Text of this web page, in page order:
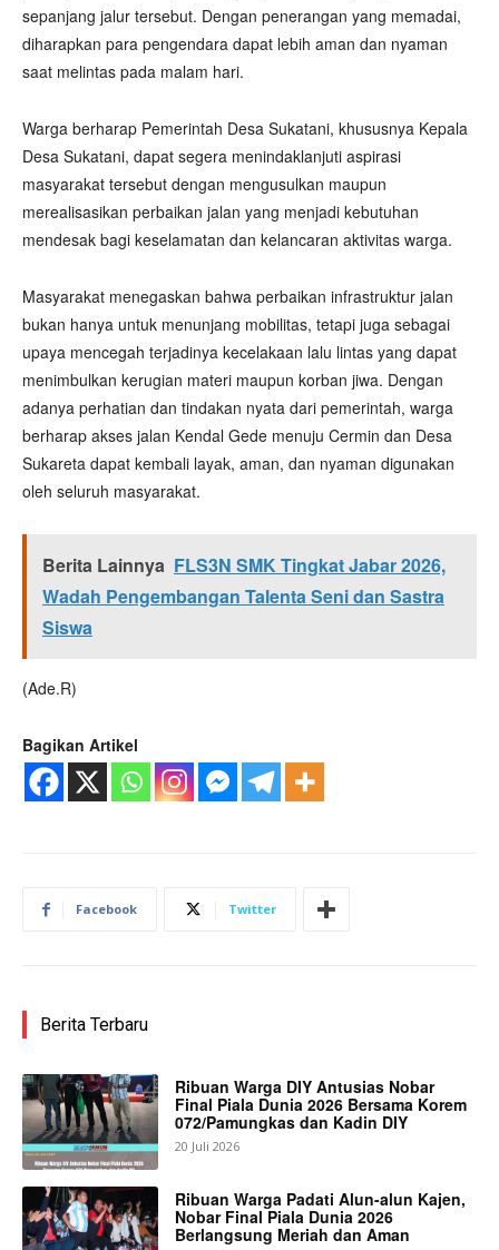
sepanjang jalur tersebut. Dengan penerangan yang memadai,
diharapkan para pengendara dapat lebih aman dan nyaman
saat melintas pada malam hari.
Warga berharap Pemerintah Desa Sukatani, khususnya Kepala
Desa Sukatani, dapat segera menindaklanjuti aspirasi
masyarakat tersebut dengan mengusulkan maupun
merealisasikan perbaikan jalan yang menjadi kebutuhan
mendesak bagi keselamatan dan kelancaran aktivitas warga.
Masyarakat menegaskan bahwa perbaikan infrastruktur jalan
bukan hanya untuk menunjang mobilitas, tetapi juga sebagai
upaya mencegah terjadinya kecelakaan lalu lintas yang dapat
menimbulkan kerugian materi maupun korban jiwa. Dengan
adanya perhatian dan tindakan nyata dari pemerintah, warga
berharap akses jalan Kendal Gede menuju Cermin dan Desa
Sukareta dapat kembali layak, aman, dan nyaman digunakan
oleh seluruh masyarakat.
Berita Lainnya FLS3N SMK Tingkat Jabar 2026,
Wadah Pengembangan Talenta Seni dan Sastra
Siswa
(Ade.R)
Bagikan Artikel
Facebook Twitter
Berita Terbaru
Ribuan Warga DIY Antusias Nobar
Final Piala Dunia 2026 Bersama Korem
072/Pamungkas dan Kadin DIY
20 Juli 2026
Ribuan Warga Padati Alun-alun Kajen,
Nobar Final Piala Dunia 2026
Berlangsung Meriah dan Aman